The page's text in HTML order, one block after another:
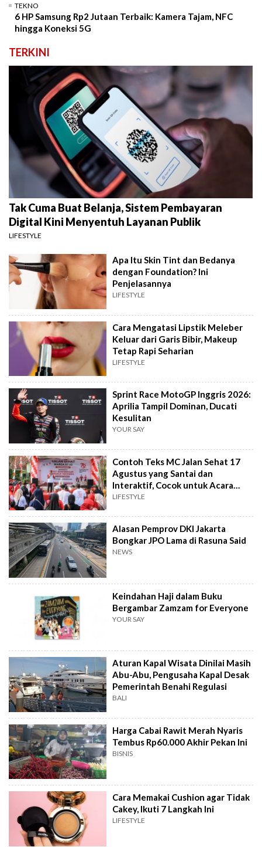
TEKNO
6 HP Samsung Rp2 Jutaan Terbaik: Kamera Tajam, NFC
hingga Koneksi 5G
TERKINI
Tak Cuma Buat Belanja, Sistem Pembayaran
Digital Kini Menyentuh Layanan Publik
LIFESTYLE
Apa Itu Skin Tint dan Bedanya
dengan Foundation? Ini
Penjelasannya
LIFESTYLE
Cara Mengatasi Lipstik Meleber
Keluar dari Garis Bibir, Makeup
Tetap Rapi Seharian
LIFESTYLE
Sprint Race MotoGP Inggris 2026:
Aprilia Tampil Dominan, Ducati
Kesulitan
YOUR SAY
Contoh Teks MC Jalan Sehat 17
Agustus yang Santai dan
Interaktif, Cocok untuk Acara
Tingkat RT
LIFESTYLE
Alasan Pemprov DKI Jakarta
Bongkar JPO Lama di Rasuna Said
NEWS
Keindahan Haji dalam Buku
Bergambar Zamzam for Everyone
YOUR SAY
Aturan Kapal Wisata Dinilai Masih
Abu-Abu, Pengusaha Kapal Desak
Pemerintah Benahi Regulasi
BALI
Harga Cabai Rawit Merah Nyaris
Tembus Rp60.000 Akhir Pekan Ini
BISNIS
Cara Memakai Cushion agar Tidak
Cakey, Ikuti 7 Langkah Ini
LIFESTYLE